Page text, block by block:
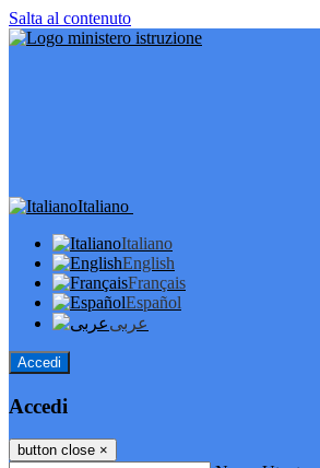
Salta al contenuto
Italiano
Italiano
English
Français
Español
عربى
Accedi
Accedi
button close ×